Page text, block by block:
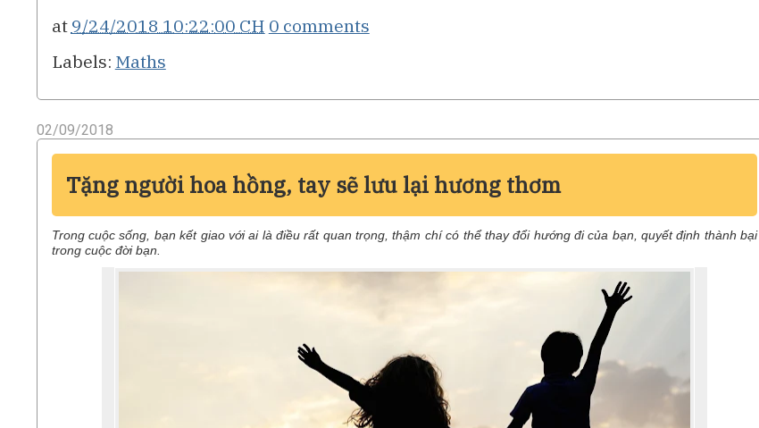
at 9/24/2018 10:22:00 CH 0 comments
Labels: Maths
02/09/2018
Tặng người hoa hồng, tay sẽ lưu lại hương thơm
Trong cuộc sống, bạn kết giao với ai là điều rất quan trọng, thậm chí có thể thay đổi hướng đi của bạn, quyết định thành bại
trong cuộc đời bạn.